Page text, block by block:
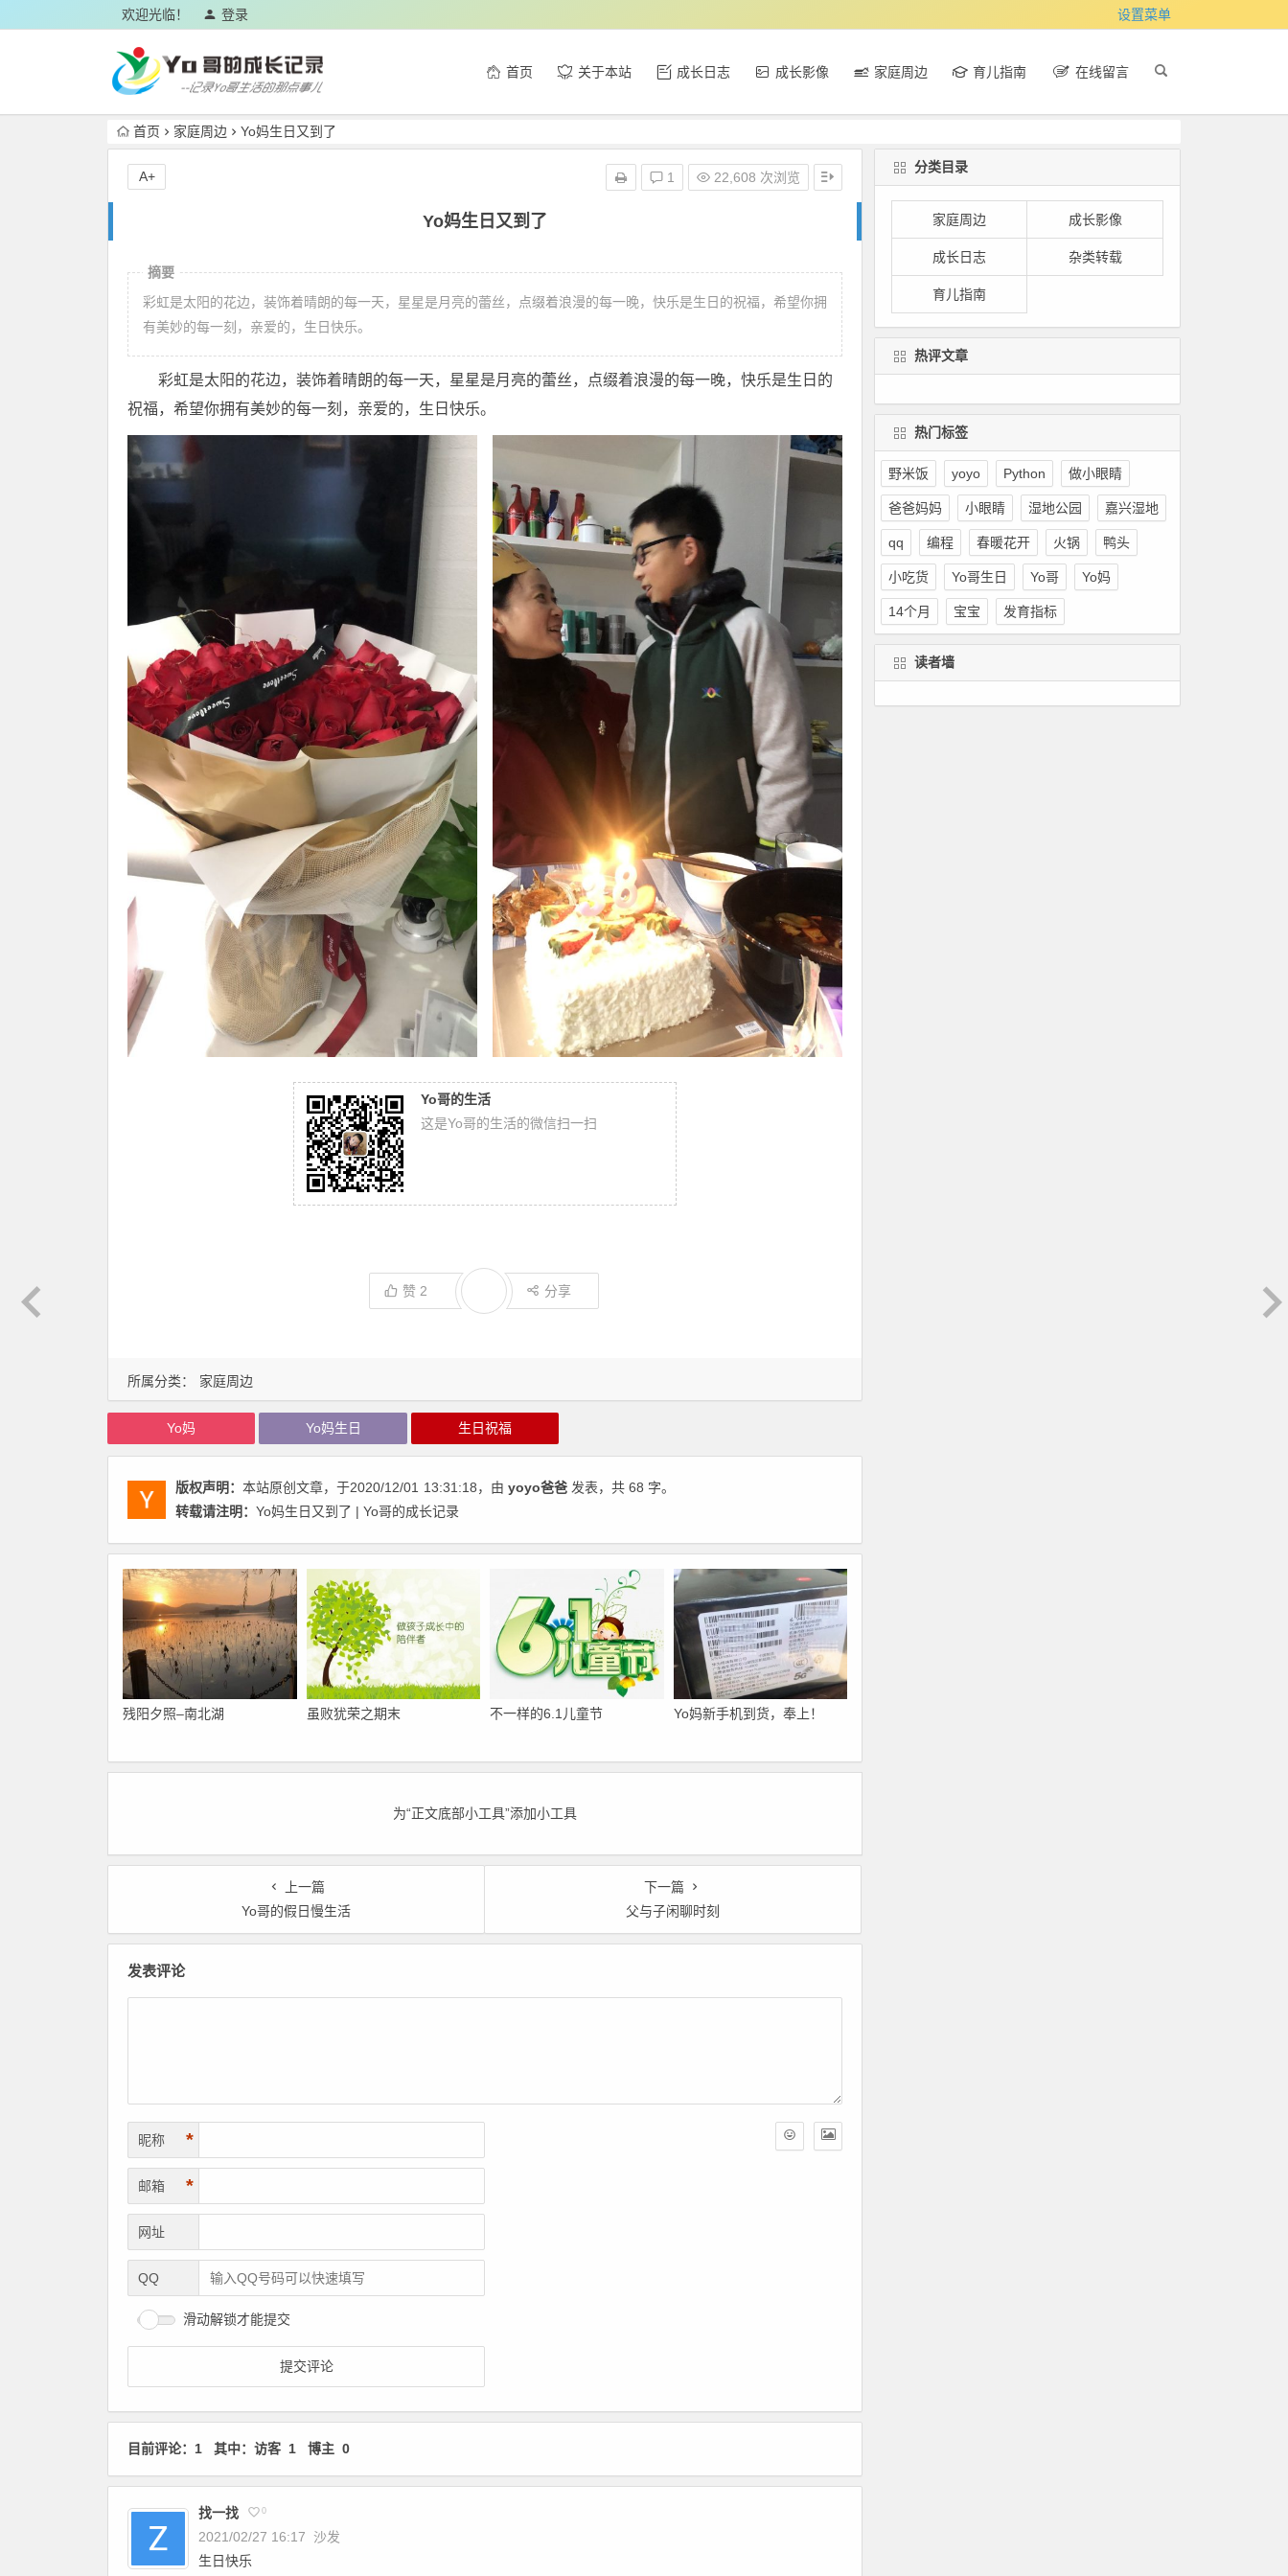
欢迎光临！ 登录 设置菜单
首页 关于本站 成长日志 成长影像 家庭周边 育儿指南 在线留言
首页 家庭周边 Yo妈生日又到了
Yo妈生日又到了
1 22,608 次浏览
A+
所属分类： 家庭周边
摘要
彩虹是太阳的花边，装饰着晴朗的每一天，星星是月亮的蕾丝，点缀着浪漫的每一晚，快乐是生日的祝福，希望你拥
有美妙的每一刻，亲爱的，生日快乐。
彩虹是太阳的花边，装饰着晴朗的每一天，星星是月亮的蕾丝，点缀着浪漫的每一晚，快乐是生日的
祝福，希望你拥有美妙的每一刻，亲爱的，生日快乐。
Yo哥的生活
这是Yo哥的生活的微信扫一扫
赞 2 分享
Yo妈 Yo妈生日 生日祝福
版权声明： 本站原创文章，于2020/12/01 13:31:18，由 yoyo爸爸 发表，共 68 字。
转载请注明： Yo妈生日又到了 | Yo哥的成长记录
残阳夕照–南北湖 虽败犹荣之期末 不一样的6.1儿童节 Yo妈新手机到货，奉上！
为“正文底部小工具”添加小工具
上一篇
Yo哥的假日慢生活
下一篇
父与子闲聊时刻
发表评论
昵称 *
邮箱 *
网址
QQ
滑动解锁才能提交
目前评论：1 其中：访客 1 博主 0
找一找 0
2021/02/27 16:17
沙发
生日快乐
分类目录
家庭周边 成长影像
成长日志 杂类转载
育儿指南
热评文章
热门标签
野米饭 yoyo Python 做小眼睛
爸爸妈妈 小眼睛 湿地公园 嘉兴湿地
qq 编程 春暖花开 火锅 鸭头
小吃货 Yo哥生日 Yo哥 Yo妈
14个月 宝宝 发育指标
读者墙